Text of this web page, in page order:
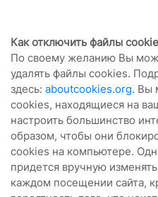
Как отключить файлы
По своему желанию Вы
удалять файлы cookies.
здесь: aboutcookies.org. Вы
cookies, находящиеся на
настроить большинство
образом, чтобы они
cookies на компьютере.
придется вручную
каждом посещении сайта,